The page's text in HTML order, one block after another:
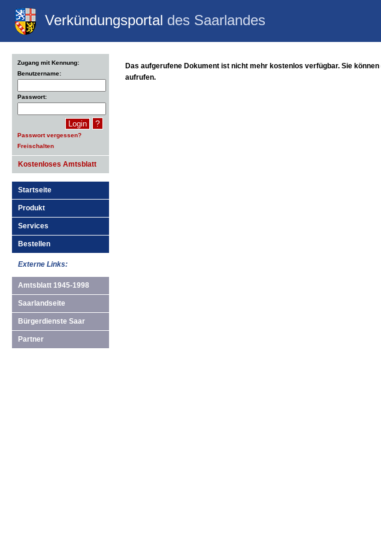
Verkündungsportal des Saarlandes
Zugang mit Kennung:
Benutzername:
Passwort:
?
Passwort vergessen?
Freischalten
Kostenloses Amtsblatt
Startseite
Produkt
Services
Bestellen
Externe Links:
Amtsblatt 1945-1998
Saarlandseite
Bürgerdienste Saar
Partner
Das aufgerufene Dokument ist nicht mehr kostenlos verfügbar. Sie
aufrufen.